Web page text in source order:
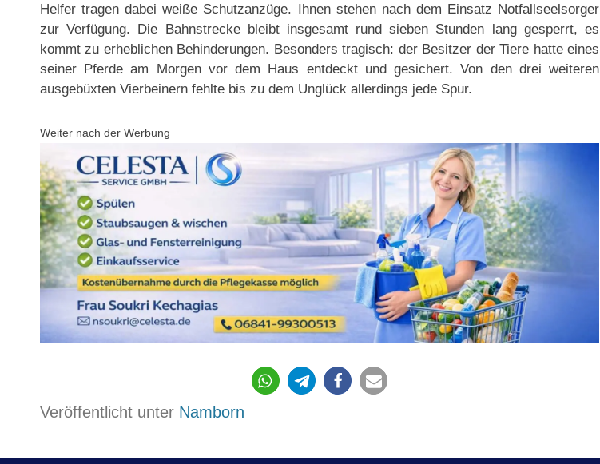
Helfer tragen dabei weiße Schutzanzüge. Ihnen stehen nach dem Einsatz Notfallseelsorger
zur Verfügung. Die Bahnstrecke bleibt insgesamt rund sieben Stunden lang gesperrt, es
kommt zu erheblichen Behinderungen. Besonders tragisch: der Besitzer der Tiere hatte eines
seiner Pferde am Morgen vor dem Haus entdeckt und gesichert. Von den drei weiteren
ausgebüxten Vierbeinern fehlte bis zu dem Unglück allerdings jede Spur.
Weiter nach der Werbung
951
Veröffentlicht unter Namborn